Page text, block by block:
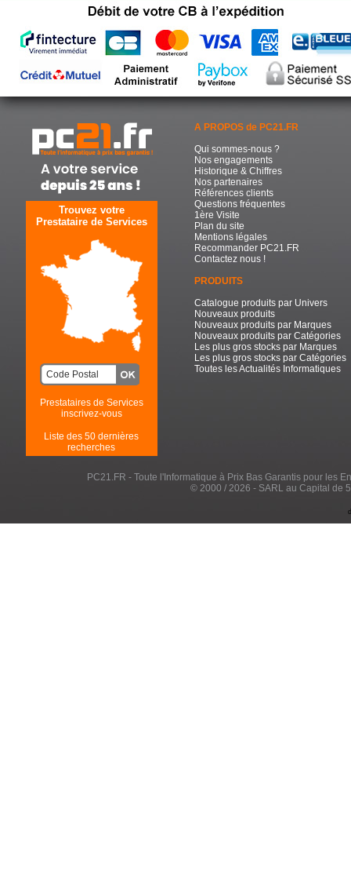
Trouvez votre
Prestataire de Services
Prestataires de Services
inscrivez-vous
Liste des 50 dernières
recherches
A PROPOS de PC21.FR
Qui sommes-nous ?
Nos engagements
Historique & Chiffres
Nos partenaires
Références clients
Questions fréquentes
1ère Visite
Plan du site
Mentions légales
Recommander PC21.FR
Contactez nous !
PRODUITS
Catalogue produits par Univers
Nouveaux produits
Nouveaux produits par Marques
Nouveaux produits par Catégories
Les plus gros stocks par Marques
Les plus gros stocks par Catégories
Toutes les Actualités Informatiques
PC21.FR - Toute l'Informatique à Prix Bas Garantis pour les
© 2000 / 2026 - SARL au Capital de